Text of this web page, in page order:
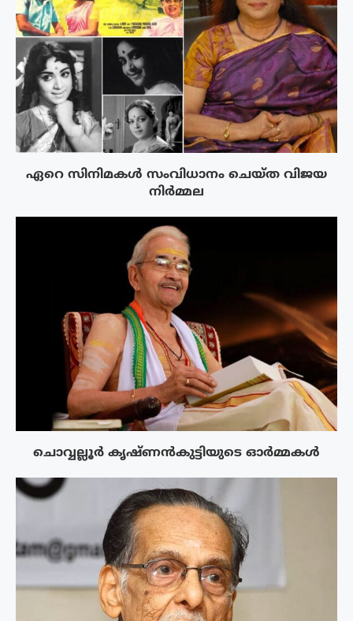
ഏറെ സിനിമകൾ സംവിധാനം ചെയ്ത വിജയ
നിർമ്മല
ചൊവ്വല്ലൂർ കൃഷ്ണൻകുട്ടിയുടെ ഓർമ്മകൾ